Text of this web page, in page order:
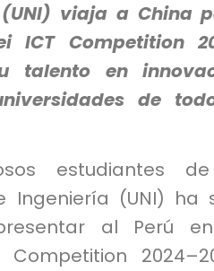
viaja a China
ICT Competition
talento en
de
estudiantes
Ingeniería (UNI) ha
al Perú